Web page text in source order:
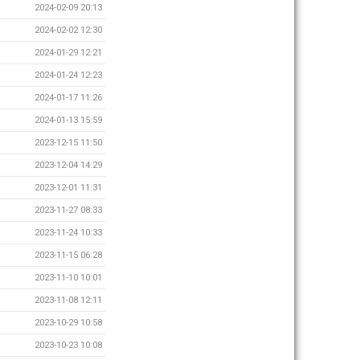
2024-02-09 20:13
2024-02-02 12:30
2024-01-29 12:21
2024-01-24 12:23
2024-01-17 11:26
2024-01-13 15:59
2023-12-15 11:50
2023-12-04 14:29
2023-12-01 11:31
2023-11-27 08:33
2023-11-24 10:33
2023-11-15 06:28
2023-11-10 10:01
2023-11-08 12:11
2023-10-29 10:58
2023-10-23 10:08